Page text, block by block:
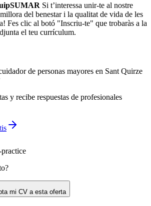
Si t’interessa unir-te al nostre
del benestar i la qualitat de vida de les
Fes clic al botó "Inscriu-te" que trobaràs a la
el teu currículum.
de personas mayores en Sant Quirze
y recibe respuestas de profesionales
mi CV a esta oferta